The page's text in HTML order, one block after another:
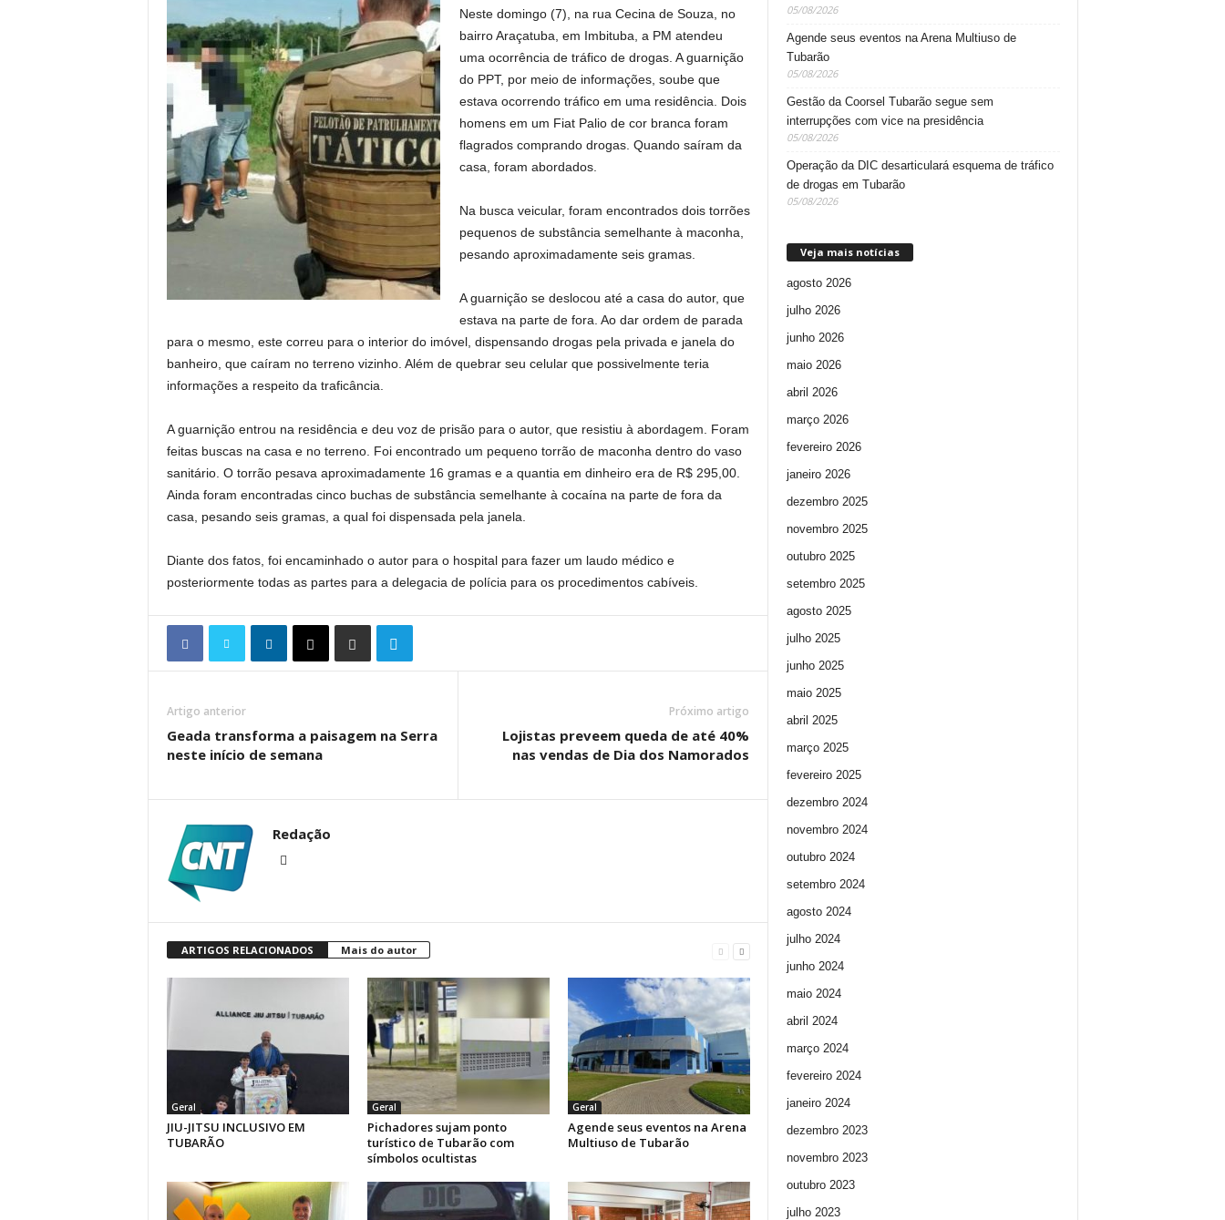
Neste domingo (7), na rua Cecina de Souza, no
bairro Araçatuba, em Imbituba, a PM atendeu
uma ocorrência de tráfico de drogas. A guarnição
do PPT, por meio de informações, soube que
estava ocorrendo tráfico em uma residência. Dois
homens em um Fiat Palio de cor branca foram
flagrados comprando drogas. Quando saíram da
casa, foram abordados.
Na busca veicular, foram encontrados dois torrões
pequenos de substância semelhante à maconha,
pesando aproximadamente seis gramas.
A guarnição se deslocou até a casa do autor, que
estava na parte de fora. Ao dar ordem de parada
para o mesmo, este correu para o interior do imóvel, dispensando drogas pela privada e janela do
banheiro, que caíram no terreno vizinho. Além de quebrar seu celular que possivelmente teria
informações a respeito da traficância.
A guarnição entrou na residência e deu voz de prisão para o autor, que resistiu à abordagem. Foram
feitas buscas na casa e no terreno. Foi encontrado um pequeno torrão de maconha dentro do vaso
sanitário. O torrão pesava aproximadamente 16 gramas e a quantia em dinheiro era de R$ 295,00.
Ainda foram encontradas cinco buchas de substância semelhante à cocaína na parte de fora da
casa, pesando seis gramas, a qual foi dispensada pela janela.
Diante dos fatos, foi encaminhado o autor para o hospital para fazer um laudo médico e
posteriormente todas as partes para a delegacia de polícia para os procedimentos cabíveis.
Artigo anterior
Geada transforma a paisagem na Serra
neste início de semana
Próximo artigo
Lojistas preveem queda de até 40%
nas vendas de Dia dos Namorados
Redação
ARTIGOS RELACIONADOS Mais do autor
Geral
JIU-JITSU INCLUSIVO EM
TUBARÃO
Geral
Pichadores sujam ponto
turístico de Tubarão com
símbolos ocultistas
Geral
Agende seus eventos na Arena
Multiuso de Tubarão
05/08/2026
Agende seus eventos na Arena Multiuso de
Tubarão
05/08/2026
Gestão da Coorsel Tubarão segue sem
interrupções com vice na presidência
05/08/2026
Operação da DIC desarticulará esquema de tráfico
de drogas em Tubarão
05/08/2026
Veja mais notícias
agosto 2026
julho 2026
junho 2026
maio 2026
abril 2026
março 2026
fevereiro 2026
janeiro 2026
dezembro 2025
novembro 2025
outubro 2025
setembro 2025
agosto 2025
julho 2025
junho 2025
maio 2025
abril 2025
março 2025
fevereiro 2025
dezembro 2024
novembro 2024
outubro 2024
setembro 2024
agosto 2024
julho 2024
junho 2024
maio 2024
abril 2024
março 2024
fevereiro 2024
janeiro 2024
dezembro 2023
novembro 2023
outubro 2023
julho 2023